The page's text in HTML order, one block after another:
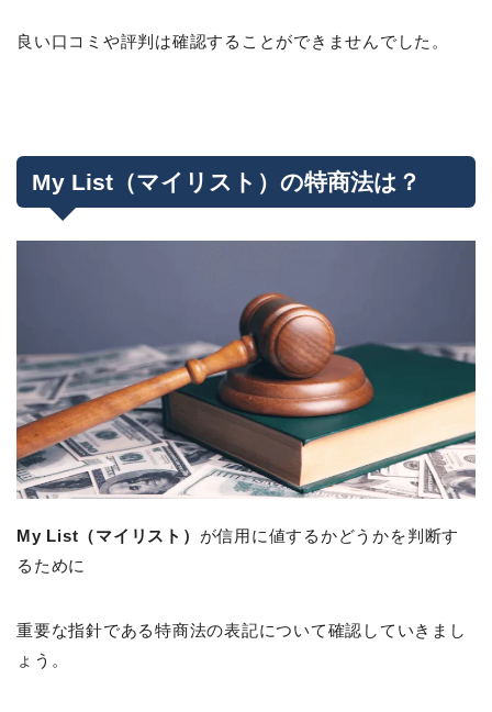
良い口コミや評判は確認することができませんでした。
My List（マイリスト）の特商法は？
My List（マイリスト） が信用に値するかどうかを判断す
るために
重要な指針である特商法の表記について確認していきまし
ょう。